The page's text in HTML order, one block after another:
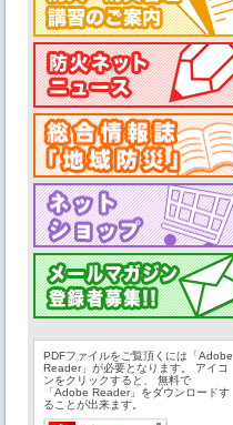
PDFファイルをご覧頂くには「Adobe
Reader」が必要となります。 アイコ
ンをクリックすると、 無料で
「Adobe Reader」をダウンロードす
ることが出来ます。